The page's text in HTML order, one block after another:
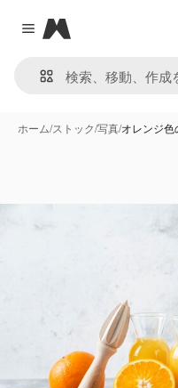
Close menu
Magnific
ホーム/ストック/写真/オレンジ